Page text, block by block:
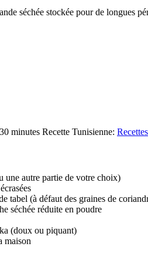
séchée stockée pour de longues
30 minutes Recette Tunisienne:
une autre partie de votre choix)
tabel (à défaut des graines de
séchée réduite en poudre
(doux ou piquant)
maison